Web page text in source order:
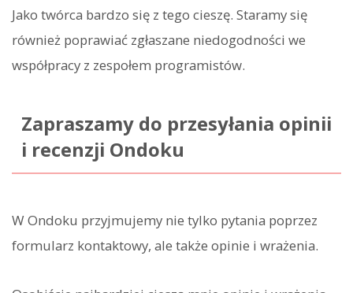
Jako twórca bardzo się z tego cieszę. Staramy się
również poprawiać zgłaszane niedogodności we
współpracy z zespołem programistów.
Zapraszamy do przesyłania opinii
i recenzji Ondoku
W Ondoku przyjmujemy nie tylko pytania poprzez
formularz kontaktowy, ale także opinie i wrażenia.